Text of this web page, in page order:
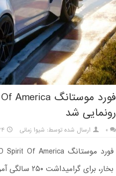
رونمایی شد
۰ ارسال شده توسط: شیوا زمانی ۲۴ اردیبهشت
بخار، برای